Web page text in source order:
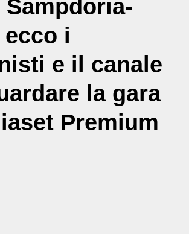
Sampdoria-
i
e il canale
la gara
Premium